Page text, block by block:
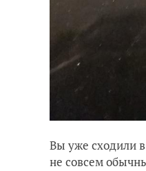
Вы уже сходили
не совсем